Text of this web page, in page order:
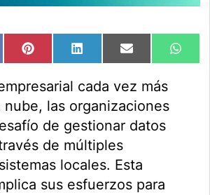
Compartir
en
PinterestCompartir
en
LinkedInCompartir
en
Email
en
cada vez más
las organizaciones
de gestionar datos
de múltiples
locales. Esta
sus esfuerzos para